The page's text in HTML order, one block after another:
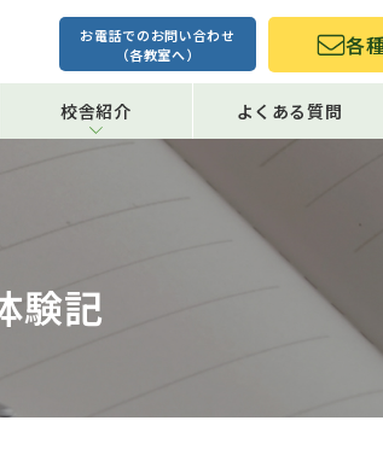
お電話でのお問い合わせ
（各教室へ）
各
校舎紹介 よくある質問
験記